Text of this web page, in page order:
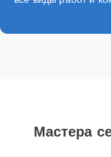
Мастера